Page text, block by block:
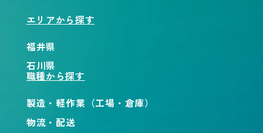
エリアから探す
福井県
石川県
職種から探す
製造・軽作業（工場・倉庫）
物流・配送